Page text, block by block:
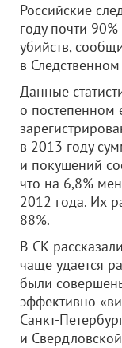
Российские
году почти
убийств,
в
Данные
о постепенном
в 2013 году
и покушений
что на 6,8%
2012 года. Их
88%.
В СК
чаще удается
были
эффективно
Санкт-
и